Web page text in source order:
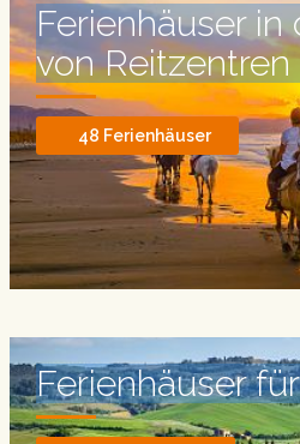
Ferienhäuser in
von Reitzentren
48 Ferienhäuser
Ferienhäuser